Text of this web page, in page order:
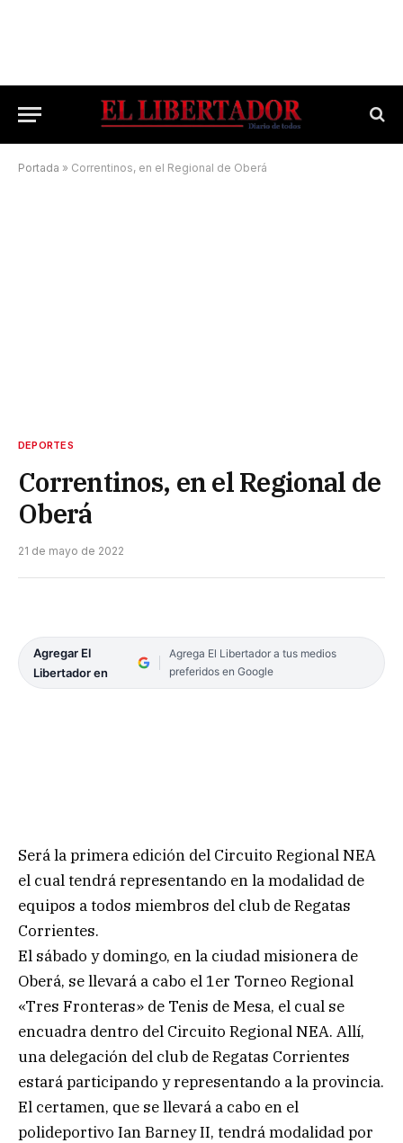
Portada » Correntinos, en el Regional de Oberá
DEPORTES
Correntinos, en el Regional de
Oberá
21 de mayo de 2022
Agregar El
Libertador en
Agrega El Libertador a tus medios
preferidos en Google
Será la primera edición del Circuito Regional NEA
el cual tendrá representando en la modalidad de
equipos a todos miembros del club de Regatas
Corrientes.
El sábado y domingo, en la ciudad misionera de
Oberá, se llevará a cabo el 1er Torneo Regional
«Tres Fronteras» de Tenis de Mesa, el cual se
encuadra dentro del Circuito Regional NEA. Allí,
una delegación del club de Regatas Corrientes
estará participando y representando a la provincia.
El certamen, que se llevará a cabo en el
polideportivo Ian Barney II, tendrá modalidad por